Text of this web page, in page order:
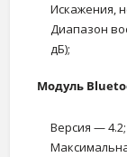
Искажения,
Диапазон
дБ);
Модуль
Версия — 4.2;